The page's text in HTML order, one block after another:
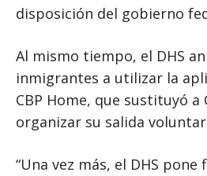
disposición del gobierno
Al mismo tiempo, el DHS
inmigrantes a utilizar la
CBP Home, que sustituyó a
organizar su salida
“Una vez más, el DHS